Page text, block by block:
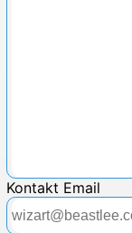
Kontakt Email